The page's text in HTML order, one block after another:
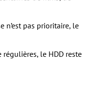
n’est pas prioritaire, le
régulières, le HDD reste